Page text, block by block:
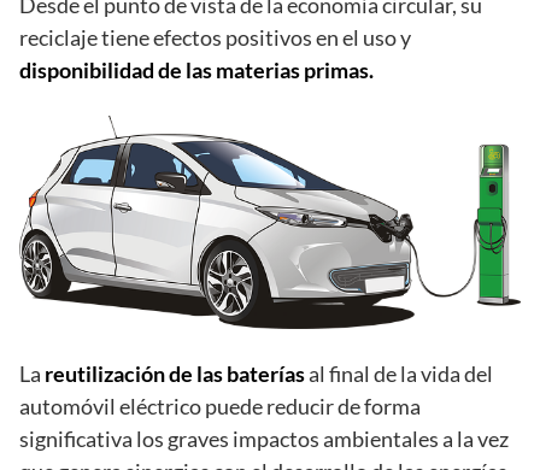
reciclaje tiene efectos positivos en el uso y
disponibilidad de las materias primas.
La reutilización de las bateríasal final de la vida del
automóvil eléctrico puede reducir de forma
significativa los graves impactos ambientales a la vez